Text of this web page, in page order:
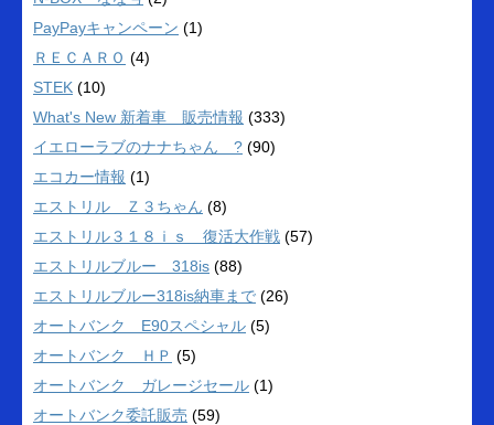
PayPayキャンペーン (1)
ＲＥＣＡＲＯ (4)
STEK (10)
What's New 新着車 販売情報 (333)
イエローラブのナナちゃん ? (90)
エコカー情報 (1)
エストリル Ｚ３ちゃん (8)
エストリル３１８ｉｓ 復活大作戦 (57)
エストリルブルー 318is (88)
エストリルブルー318is納車まで (26)
オートバンク E90スペシャル (5)
オートバンク ＨＰ (5)
オートバンク ガレージセール (1)
オートバンク委託販売 (59)